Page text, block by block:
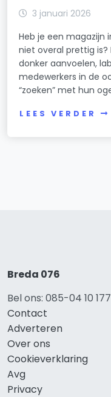
3 januari 2026
Heb je een magazijn
niet overal prettig
donker aanvoelen,
medewerkers in de
“zoeken” met hun
LEES VERDER
Breda 076
Bel ons: 085-04 10 177
Contact
Adverteren
Over ons
Cookieverklaring
Avg
Privacy